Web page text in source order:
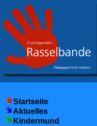
Startseite
Aktuelles
Kindermund